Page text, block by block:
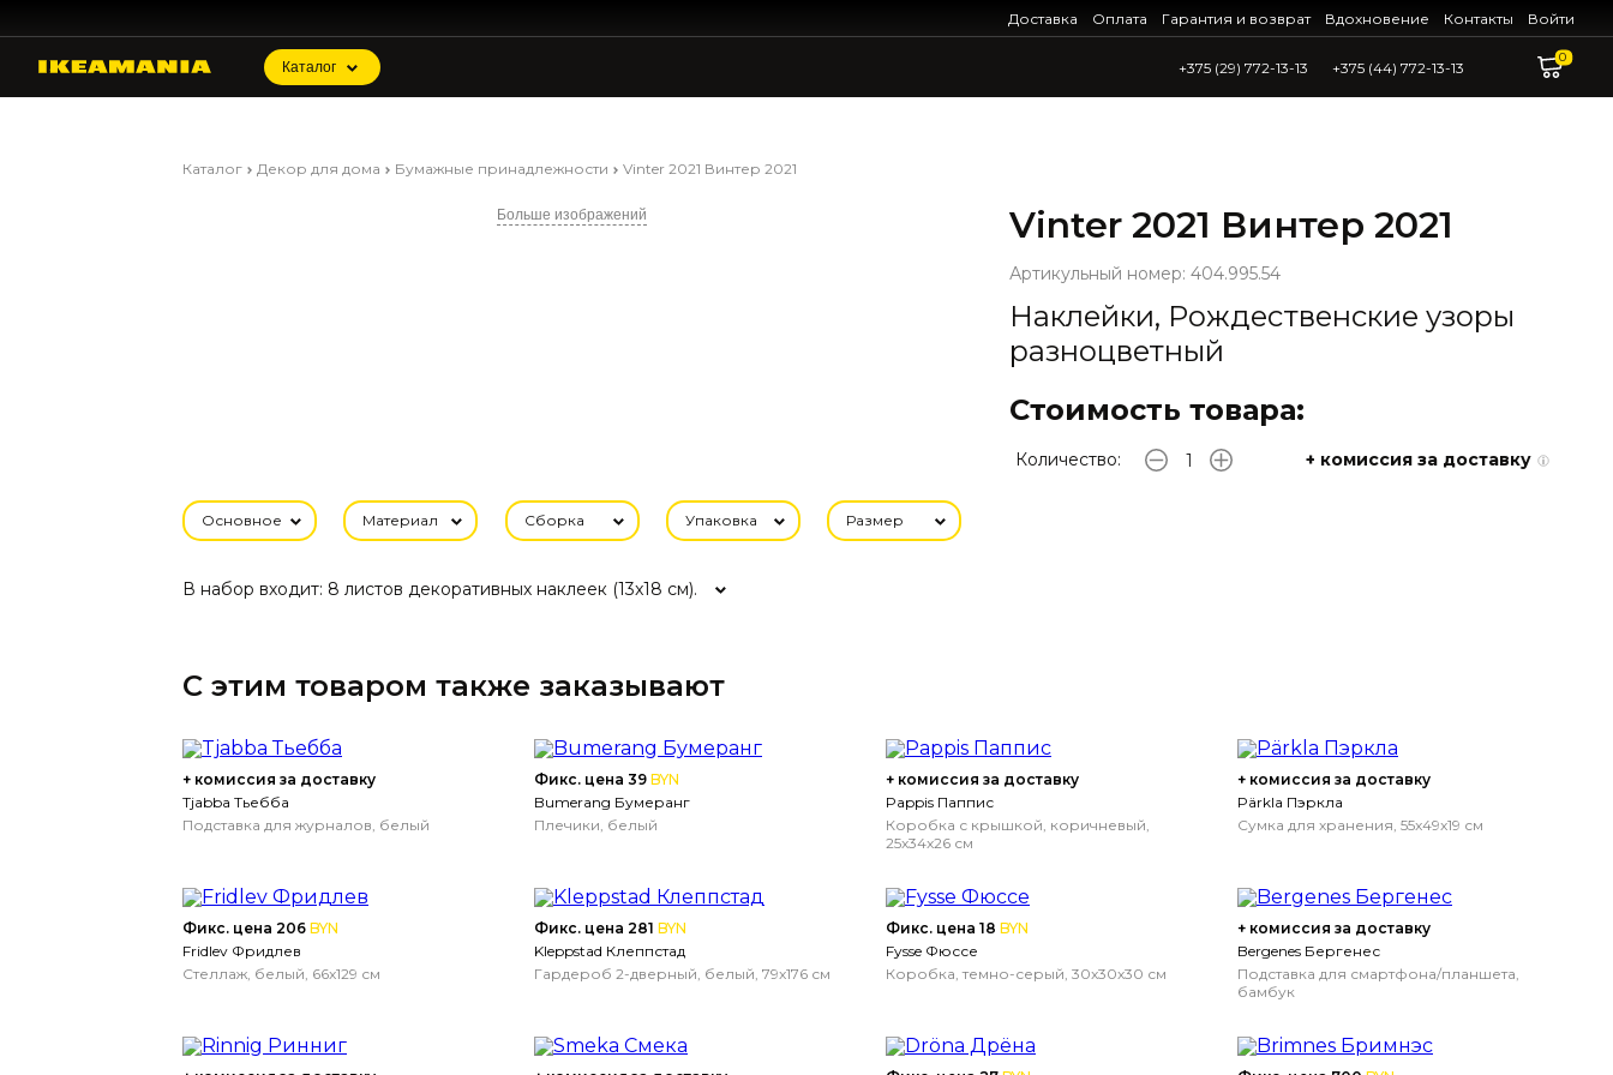
Доставка Оплата Гарантия и возврат Вдохновение Контакты Войти
Каталог +375 (29) 772-13-13 +375 (44) 772-13-13
0
Каталог Декор для дома Бумажные принадлежности Vinter 2021 Винтер 2021
Больше изображений Vinter 2021 Винтер 2021
Артикульный номер: 404.995.54
Наклейки, Рождественские узоры
разноцветный
Стоимость товара:
Количество: + комиссия за доставку
Основное Материал Сборка Упаковка Размер
В набор входит: 8 листов декоративных наклеек (13x18 см).
С этим товаром также заказывают
+ комиссия за доставку
Tjabba Тьебба
Подставка для журналов, белый
Фикс. цена 39 BYN
Bumerang Бумеранг
Плечики, белый
+ комиссия за доставку
Pappis Паппис
Коробка с крышкой, коричневый,
25x34x26 см
+ комиссия за доставку
Pärkla Пэркла
Сумка для хранения, 55x49x19 см
Фикс. цена 206 BYN
Fridlev Фридлев
Стеллаж, белый, 66x129 см
Фикс. цена 281 BYN
Kleppstad Клеппстад
Гардероб 2-дверный, белый, 79x176 см
Фикс. цена 18 BYN
Fysse Фюссе
Коробка, темно-серый, 30x30x30 см
+ комиссия за доставку
Bergenes Бергенес
Подставка для смартфона/планшета,
бамбук